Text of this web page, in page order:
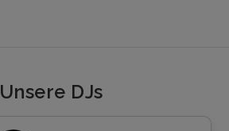
Unsere DJs